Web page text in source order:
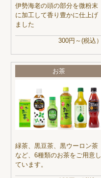
伊勢海老の頭の部分を微粉末
に加工して香り豊かに仕上げ
ました
300円～(税込）
お茶
緑茶、黒豆茶、黒ウーロン茶
など、6種類のお茶をご用意し
ています。